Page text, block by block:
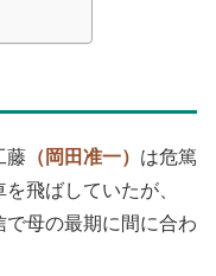
藤 （岡田准一） は危篤
飛ばしていたが、
で母の最期に間に合わ